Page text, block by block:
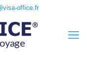
office.fr